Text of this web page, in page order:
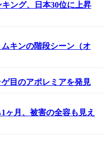
ング、日本30位に上昇
キンの階段シーン（オ
目のアポレミアを発見
ヶ月、被害の全容も見え